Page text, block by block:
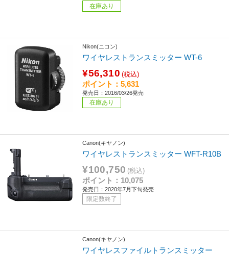
在庫あり
Nikon(ニコン)
ワイヤレストランスミッター WT-6
¥56,310 (税込)
ポイント：5,631
発売日：2016/03/26発売
在庫あり
Canon(キヤノン)
ワイヤレストランスミッター WFT-R10B
¥100,750 (税込)
ポイント：10,075
発売日：2020年7月下旬発売
限定数終了
Canon(キヤノン)
ワイヤレスファイルトランスミッター